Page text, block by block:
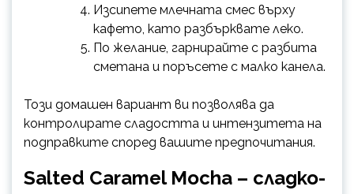
Изсипете млечната смес върху
кафето, като разбърквате леко.
По желание, гарнирайте с разбита
сметана и поръсете с малко канела.
Този домашен вариант ви позволява да
контролирате сладостта и интензитета на
подправките според вашите предпочитания.
Salted Caramel Mocha – сладко-